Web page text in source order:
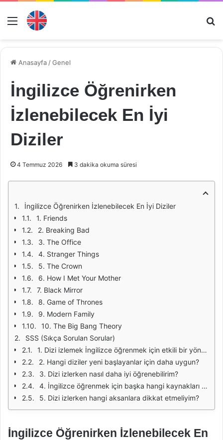
Menü
Anasayfa /Genel
İngilizce Öğrenirken
İzlenebilecek En İyi
Diziler
4 Temmuz 2026 3 dakika okuma süresi
İngilizce Öğrenirken İzlenebilecek En İyi Diziler
1. Friends
2. Breaking Bad
3. The Office
4. Stranger Things
5. The Crown
6. How I Met Your Mother
7. Black Mirror
8. Game of Thrones
9. Modern Family
10. The Big Bang Theory
SSS (Sıkça Sorulan Sorular)
1. Dizi izlemek İngilizce öğrenmek için etkili bir yöntem midir?
2. Hangi diziler yeni başlayanlar için daha uygun?
3. Dizi izlerken nasıl daha iyi öğrenebilirim?
4. İngilizce öğrenmek için başka hangi kaynakları kullanabilirim?
5. Dizi izlerken hangi aksanlara dikkat etmeliyim?
İngilizce Öğrenirken İzlenebilecek En